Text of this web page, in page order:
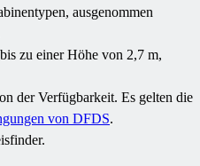
ausgenommen
zu einer Höhe von 2,7 m,
der Verfügbarkeit. Es gelten die
von DFDS.